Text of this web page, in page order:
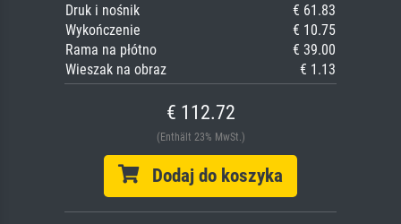
Druk i nośnik
€ 61.83
Wykończenie
€ 10.75
Rama na płótno
€ 39.00
Wieszak na obraz
€ 1.13
€ 112.72
(Enthält 23% MwSt.)
Dodaj do koszyka